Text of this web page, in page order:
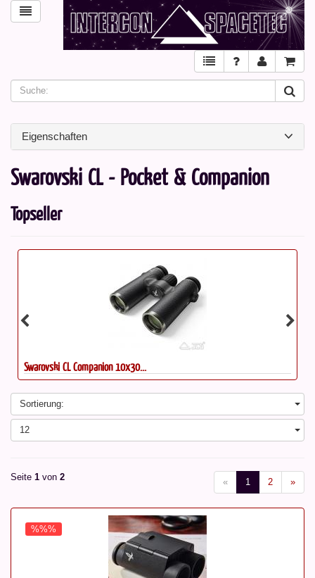
Eigenschaften
Swarovski CL - Pocket & Companion
Topseller
Swarovski CL Companion 10x30...
Sortierung:
12
Seite 1 von 2 « 1 2 »
%%%